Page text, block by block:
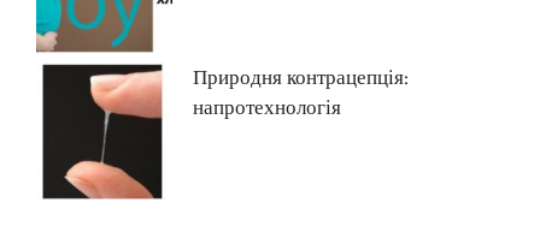
Природня контрацепція:
напротехнологія